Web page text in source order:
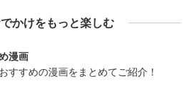
かけをもっと楽しむ
漫画
すすめの漫画をまとめてご紹介！